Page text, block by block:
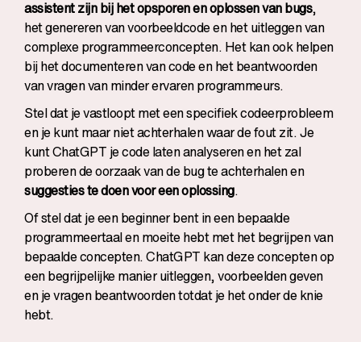
assistent zijn bij het opsporen en oplossen van bugs,
het genereren van voorbeeldcode en het uitleggen van
complexe programmeerconcepten. Het kan ook helpen
bij het documenteren van code en het beantwoorden
van vragen van minder ervaren programmeurs.
Stel dat je vastloopt met een specifiek codeerprobleem
en je kunt maar niet achterhalen waar de fout zit. Je
kunt ChatGPT je code laten analyseren en het zal
proberen de oorzaak van de bug te achterhalen en
suggesties te doen voor een oplossing.
Of stel dat je een beginner bent in een bepaalde
programmeertaal en moeite hebt met het begrijpen van
bepaalde concepten. ChatGPT kan deze concepten op
een begrijpelijke manier uitleggen, voorbeelden geven
en je vragen beantwoorden totdat je het onder de knie
hebt.